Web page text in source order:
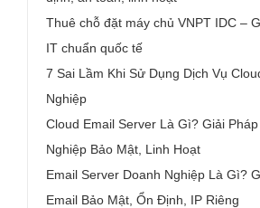
Thuê chỗ đặt máy chủ VNPT IDC –
IT chuẩn quốc tế
7 Sai Lầm Khi Sử Dụng Dịch Vụ
Nghiệp
Cloud Email Server Là Gì? Giải
Nghiệp Bảo Mật, Linh Hoạt
Email Server Doanh Nghiệp Là Gì?
Email Bảo Mật, Ổn Định, IP Riêng